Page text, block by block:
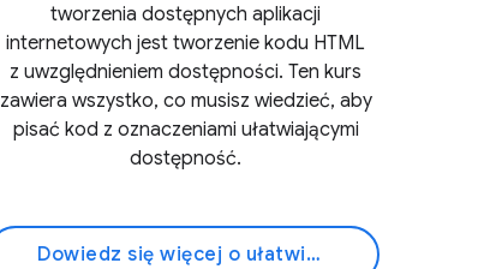
tworzenia dostępnych aplikacji
internetowych jest tworzenie kodu HTML
z uwzględnieniem dostępności. Ten kurs
zawiera wszystko, co musisz wiedzieć, aby
pisać kod z oznaczeniami ułatwiającymi
dostępność.
Dowiedz się więcej o ułatwieniach dostępu